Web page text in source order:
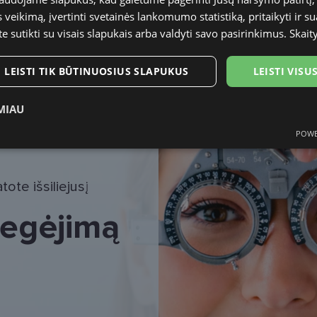
Vaikams
47
17
DPD
Omniva
išsiliejusį
veikimą, įvertinti svetainės lankomumo statistiką, pritaikyti ir
sutikti su visais slapukais arba valdyti savo pasirinkimus.
LEISTI
LEISTI TIK BŪTINUOSIUS SLAPUKUS
slapukai Statistikos slapukai Rinkodaros slapukai Funkciniai
kad galėtumėte naršyti svetainės turinį bei naudotis jo funkcijomis. Šie slapukai
kol slapukai atlieka savo funkcijas, bet ne ilgiau kaip dvejus metus.